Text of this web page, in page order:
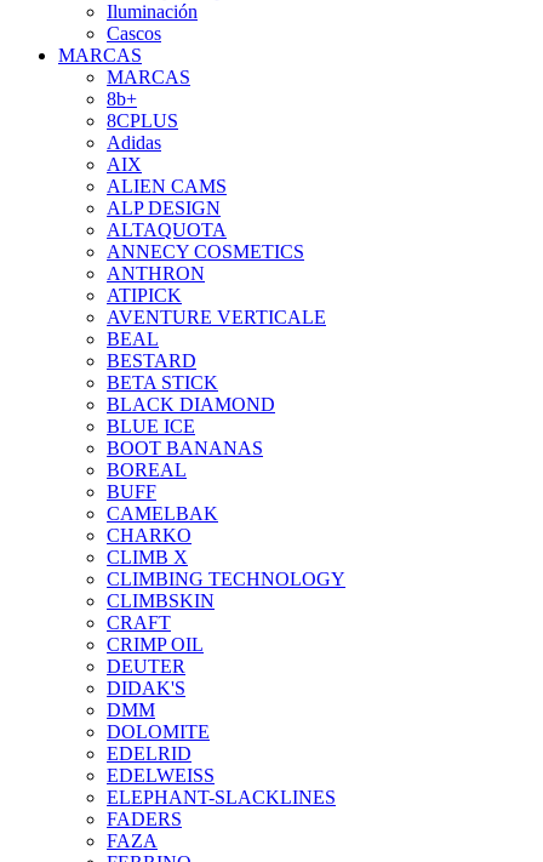
Iluminación
Cascos
MARCAS
MARCAS
8b+
8CPLUS
Adidas
AIX
ALIEN CAMS
ALP DESIGN
ALTAQUOTA
ANNECY COSMETICS
ANTHRON
ATIPICK
AVENTURE VERTICALE
BEAL
BESTARD
BETA STICK
BLACK DIAMOND
BLUE ICE
BOOT BANANAS
BOREAL
BUFF
CAMELBAK
CHARKO
CLIMB X
CLIMBING TECHNOLOGY
CLIMBSKIN
CRAFT
CRIMP OIL
DEUTER
DIDAK'S
DMM
DOLOMITE
EDELRID
EDELWEISS
ELEPHANT-SLACKLINES
FADERS
FAZA